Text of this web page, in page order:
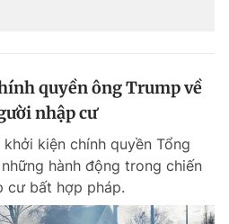
quyền ông Trump về
nhập cư
kiện chính quyền Tổng
hành động trong chiến
cư bất hợp pháp.